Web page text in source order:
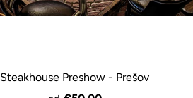
Steakhouse Preshow - Prešov